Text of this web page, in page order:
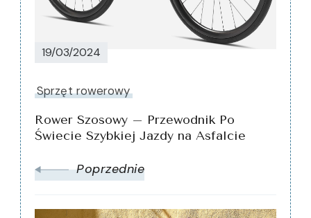
19/03/2024
Sprzęt rowerowy
Rower Szosowy – Przewodnik Po
Świecie Szybkiej Jazdy na Asfalcie
Poprzednie